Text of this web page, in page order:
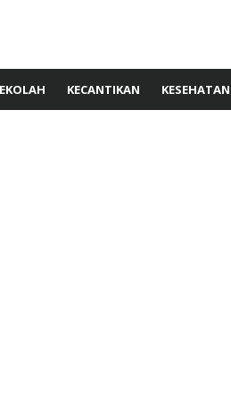
KECANTIKAN KESEHATAN